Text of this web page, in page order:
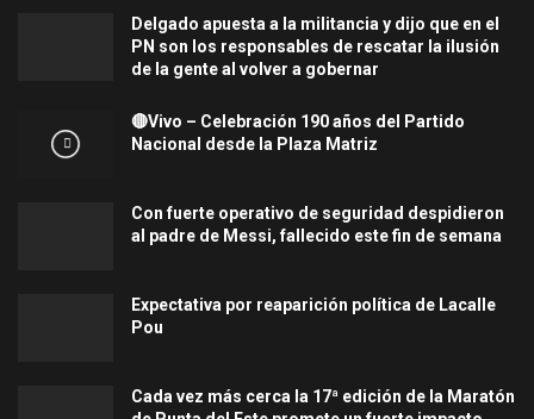
Delgado apuesta a la militancia y dijo que en el
PN son los responsables de rescatar la ilusión
de la gente al volver a gobernar
🔴Vivo – Celebración 190 años del Partido
Nacional desde la Plaza Matriz
Con fuerte operativo de seguridad despidieron
al padre de Messi, fallecido este fin de semana
Expectativa por reaparición política de Lacalle
Pou
Cada vez más cerca la 17ª edición de la Maratón